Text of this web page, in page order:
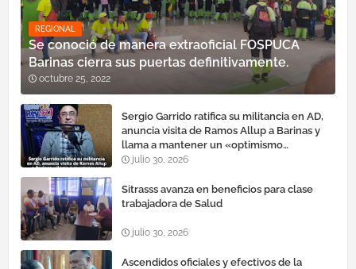
REGIONAL
Se conoció de manera extraoficial FOSPUCA
Barinas cierra sus puertas definitivamente.
octubre 25, 2022
Sergio Garrido ratifica su militancia en AD,
anuncia visita de Ramos Allup a Barinas y
llama a mantener un «optimismo
cauteloso»
julio 30, 2026
Sitrasss avanza en beneficios para clase
trabajadora de Salud
julio 30, 2026
Ascendidos oficiales y efectivos de la